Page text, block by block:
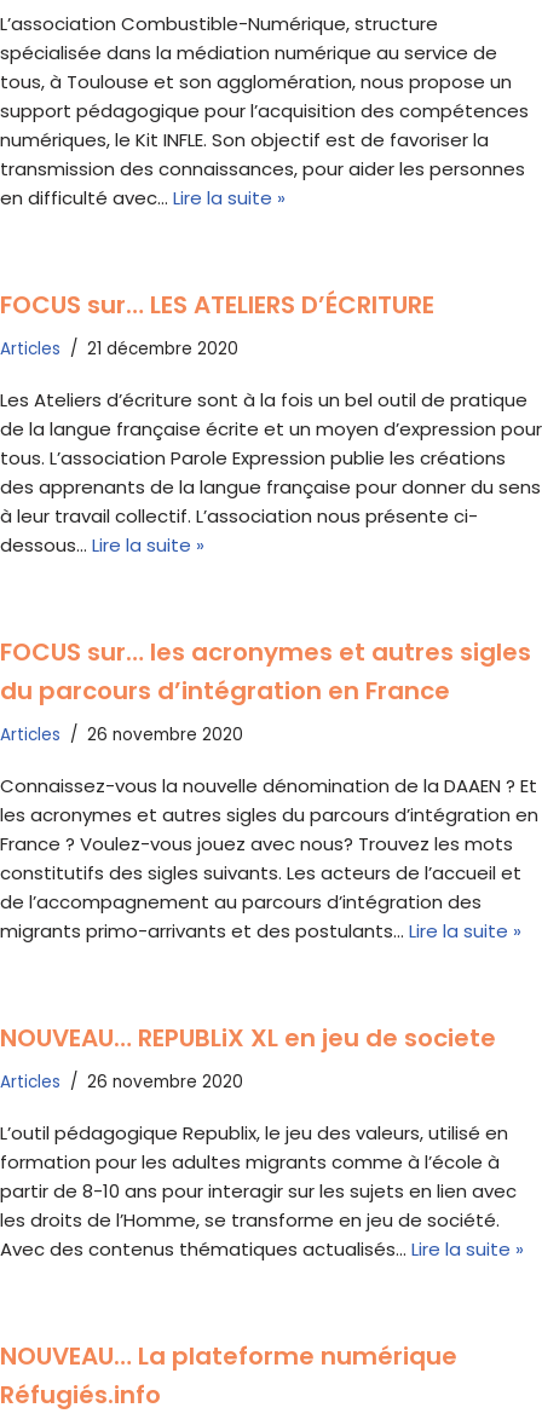
L’association Combustible-Numérique, structure
spécialisée dans la médiation numérique au service de
tous, à Toulouse et son agglomération, nous propose un
support pédagogique pour l’acquisition des compétences
numériques, le Kit INFLE. Son objectif est de favoriser la
transmission des connaissances, pour aider les personnes
en difficulté avec… Lire la suite »
FOCUS sur… LES ATELIERS D’ÉCRITURE
Articles 21 décembre 2020
Les Ateliers d’écriture sont à la fois un bel outil de pratique
de la langue française écrite et un moyen d’expression pour
tous. L’association Parole Expression publie les créations
des apprenants de la langue française pour donner du sens
à leur travail collectif. L’association nous présente ci-
dessous… Lire la suite »
FOCUS sur… les acronymes et autres sigles
du parcours d’intégration en France
Articles 26 novembre 2020
Connaissez-vous la nouvelle dénomination de la DAAEN ? Et
les acronymes et autres sigles du parcours d’intégration en
France ? Voulez-vous jouez avec nous? Trouvez les mots
constitutifs des sigles suivants. Les acteurs de l’accueil et
de l’accompagnement au parcours d’intégration des
migrants primo-arrivants et des postulants… Lire la suite »
NOUVEAU… REPUBLiX XL en jeu de societe
Articles 26 novembre 2020
L’outil pédagogique Republix, le jeu des valeurs, utilisé en
formation pour les adultes migrants comme à l’école à
partir de 8-10 ans pour interagir sur les sujets en lien avec
les droits de l’Homme, se transforme en jeu de société.
Avec des contenus thématiques actualisés… Lire la suite »
NOUVEAU… La plateforme numérique
Réfugiés.info